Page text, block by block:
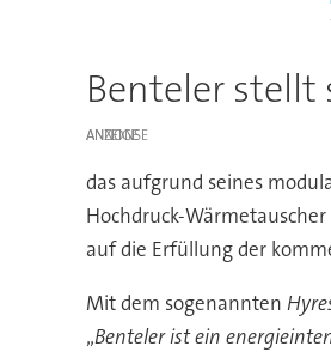
Benteler
ANZEIGE
das aufgrund seines
Hochdruck-
auf die Erfüllung der
Mit dem sogenannten
„Benteler ist ein